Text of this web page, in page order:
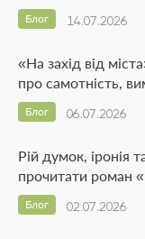
14.07.2026
Блог
«На захід від
про самотність,
06.07.2026
Блог
Рій думок, іронія
прочитати
02.07.2026
Блог